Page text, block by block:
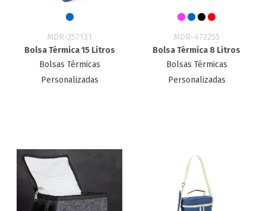
MDR-357131
Bolsa Térmica 15 Litros
Bolsas Térmicas
Personalizadas
MDR-472255
Bolsa Térmica 8 Litros
Bolsas Térmicas
Personalizadas